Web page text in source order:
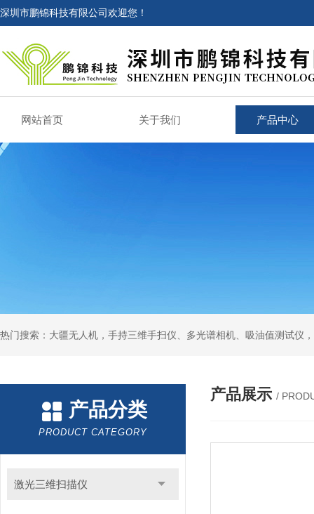
深圳市鹏锦科技有限公司欢迎您！
网站首页 关于我们 产品中心
热门搜索：大疆无人机，手持三维手扫仪、多光谱相机、吸油值测试仪
产品分类
PRODUCT CATEGORY
激光三维扫描仪
产品展示 /